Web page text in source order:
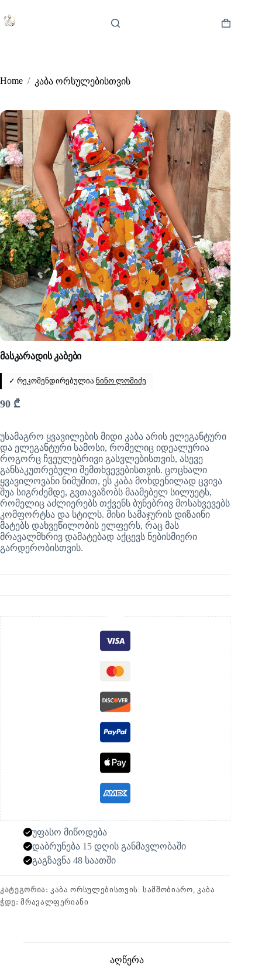
to
content
Shopping
Home / კაბა ორსულებისთვის
მასკარადის კაბები
✓ რეკომენდირებულია ნინო ლომიძე
90 ₾
უსამაგრო ყვავილების მიდი კაბა არის ელეგანტური
და ელეგანტური სამოსი, რომელიც იდეალურია
როგორც ჩვეულებრივი გასვლებისთვის, ასევე
განსაკუთრებული შემთხვევებისთვის. ცოცხალი
ყვავილოვანი ნიმუშით, ეს კაბა მოხდენილად ცვივა
შუა სიგრძემდე, გვთავაზობს მაამებელ სილუეტს,
რომელიც აძლიერებს თქვენს ბუნებრივ მოსახვევებს
კომფორტსა და სტილს. მისი სამაჯურის დიზაინი
მატებს დახვეწილობის ელფერს, რაც მას
მრავალმხრივ დამატებად აქცევს ნებისმიერი
გარდერობისთვის.
უფასო მიწოდება
დაბრუნება 15 დღის განმავლობაში
გაგზავნა 48 საათში
ᲙᲐᲢᲔᲒᲝᲠᲘᲐ: ᲙᲐᲑᲐ ᲝᲠᲡᲣᲚᲔᲑᲘᲡᲗᲕᲘᲡ: ᲡᲐᲛᲨᲝᲑᲘᲐᲠᲝ, ᲙᲐᲑᲐ
ᲭᲓᲔ:ᲛᲠᲐᲕᲐᲚᲤᲔᲠᲘᲐᲜᲘ
აღწერა